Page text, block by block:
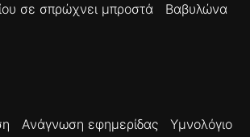
σε σπρώχνει μπροστά
Βαβυλώνα
Ανάγνωση εφημερίδας
Υμνολόγιο